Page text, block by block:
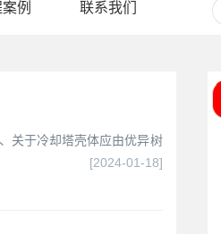
例 联系我们
关于冷却塔壳体应由优异树
[2024-01-18]